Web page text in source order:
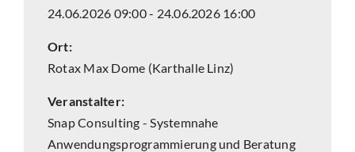
24.06.2026 09:00 - 24.06.2026 16:00
Ort:
Rotax Max Dome (Karthalle Linz)
Veranstalter:
Snap Consulting - Systemnahe
Anwendungsprogrammierung und Beratung